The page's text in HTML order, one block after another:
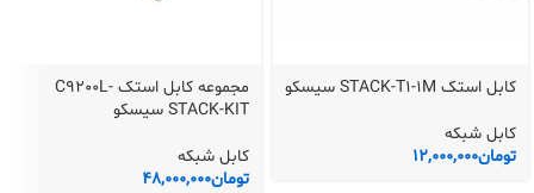
کابل استک STACK-T1-1M سیسکو
کابل شبکه
تومان12,000,000
مجموعه کابل استک C9200L-
STACK-KIT سیسکو
کابل شبکه
تومان48,000,000